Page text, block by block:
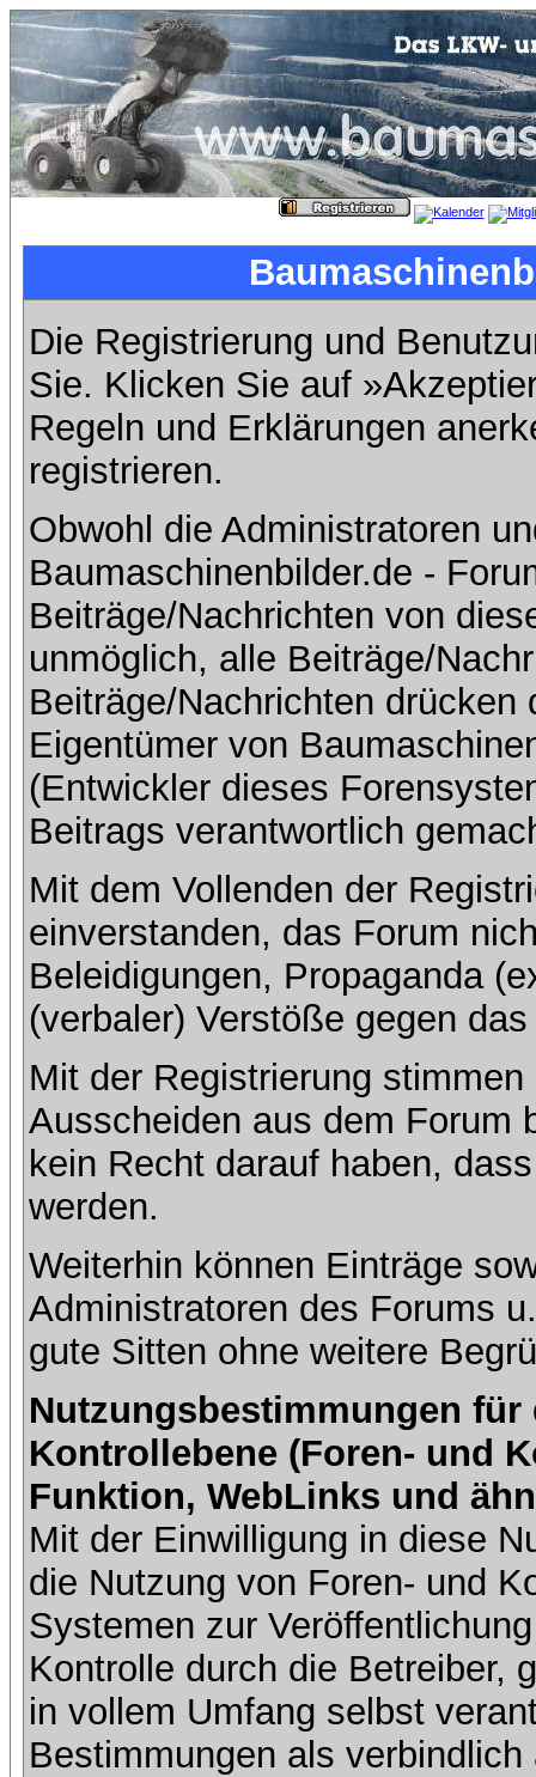
Die Registrierung und
Sie. Klicken Sie auf
Regeln und Erklärungen
registrieren.
Obwohl die Administratoren
Baumaschinenbilder.de -
Beiträge/Nachrichten von
unmöglich, alle Beiträge/
Beiträge/Nachrichten
Eigentümer von
(Entwickler dieses
Beitrags verantwortlich
Mit dem Vollenden der
einverstanden, das Forum
Beleidigungen, Propaganda
(verbaler) Verstöße gegen
Mit der Registrierung
Ausscheiden aus dem Forum
kein Recht darauf haben,
werden.
Weiterhin können Einträge
Administratoren des Forums
gute Sitten ohne weitere
Nutzungsbestimmungen
Kontrollebene (Foren- und
Funktion, WebLinks und
Mit der Einwilligung in diese
die Nutzung von Foren- und
Systemen zur
Kontrolle durch die Betreiber,
in vollem Umfang selbst
Bestimmungen als verbindlich